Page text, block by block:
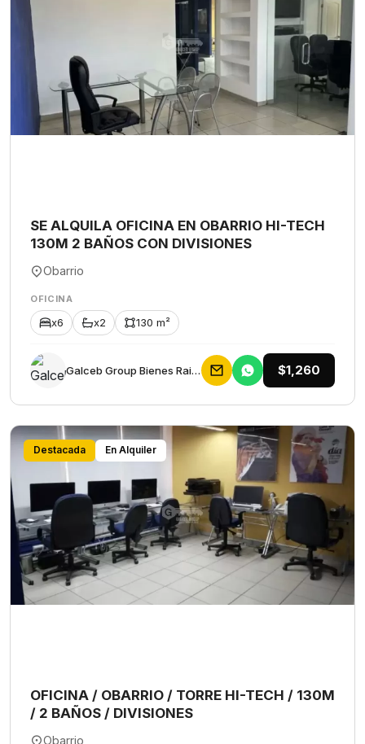
SE ALQUILA OFICINA EN OBARRIO HI-TECH
130M 2 BAÑOS CON DIVISIONES
Obarrio
OFICINA
x6 x2 130 m²
Galceb Group Bienes Raices $1,260
Destacada En Alquiler
OFICINA / OBARRIO / TORRE HI-TECH / 130M
/ 2 BAÑOS / DIVISIONES
Obarrio